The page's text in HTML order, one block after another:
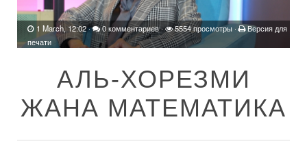
1 March, 12:02· 0 комментариев· 5554 просмотры ·
Версия для
печати
АЛЬ-ХОРЕЗМИ
ЖАНА МАТЕМАТИКА